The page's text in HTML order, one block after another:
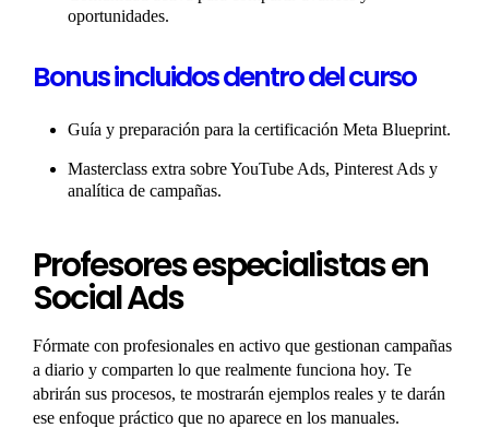
oportunidades.
Bonus incluidos dentro del curso
Guía y preparación para la certificación Meta Blueprint.
Masterclass extra sobre YouTube Ads, Pinterest Ads y
analítica de campañas.
Profesores especialistas en
Social Ads
Fórmate con profesionales en activo que gestionan campañas
a diario y comparten lo que realmente funciona hoy. Te
abrirán sus procesos, te mostrarán ejemplos reales y te darán
ese enfoque práctico que no aparece en los manuales.